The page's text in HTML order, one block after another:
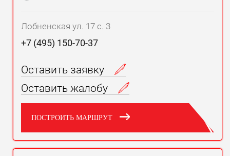
Лобненская ул. 17 с. 3
+7 (495) 150-70-37
Оставить заявку
Оставить жалобу
ПОСТРОИТЬ МАРШРУТ